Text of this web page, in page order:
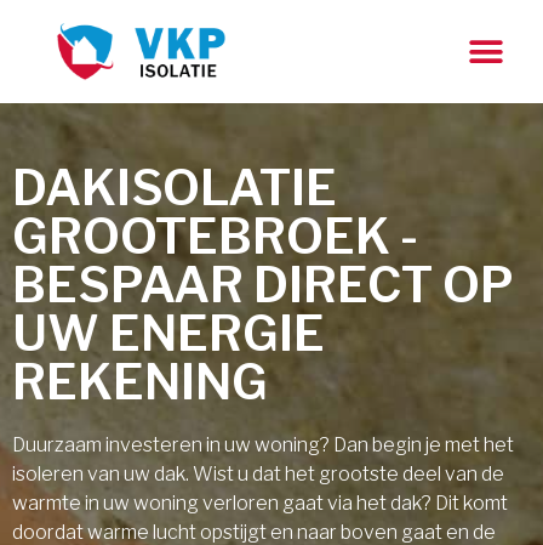
DAKISOLATIE
GROOTEBROEK -
BESPAAR DIRECT OP
UW ENERGIE
REKENING
Duurzaam investeren in uw woning? Dan begin je met het
isoleren van uw dak. Wist u dat het grootste deel van de
warmte in uw woning verloren gaat via het dak? Dit komt
doordat warme lucht opstijgt en naar boven gaat en de